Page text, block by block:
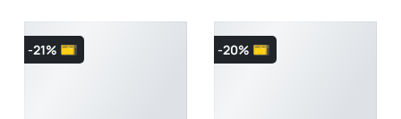
-21% -20%